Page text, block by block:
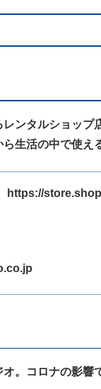
ンタルショップ
生活の中で使え
https://
。コロナの影響